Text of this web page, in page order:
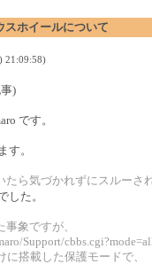
スホイールについて
21:09:58)
)
です。
す。
ら気づかれずにスルーさ
した。
象ですが、
Support/
に搭載した保護モードで、